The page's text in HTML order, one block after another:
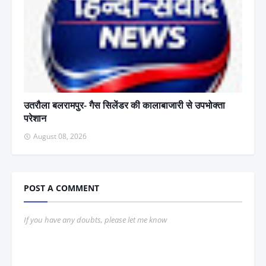
उतरौला बलरामपुर- गैस सिलेंडर की कालाबाजारी से उपभोक्ता
परेशान
August 08, 2026
POST A COMMENT
If you have any doubts, please let me know